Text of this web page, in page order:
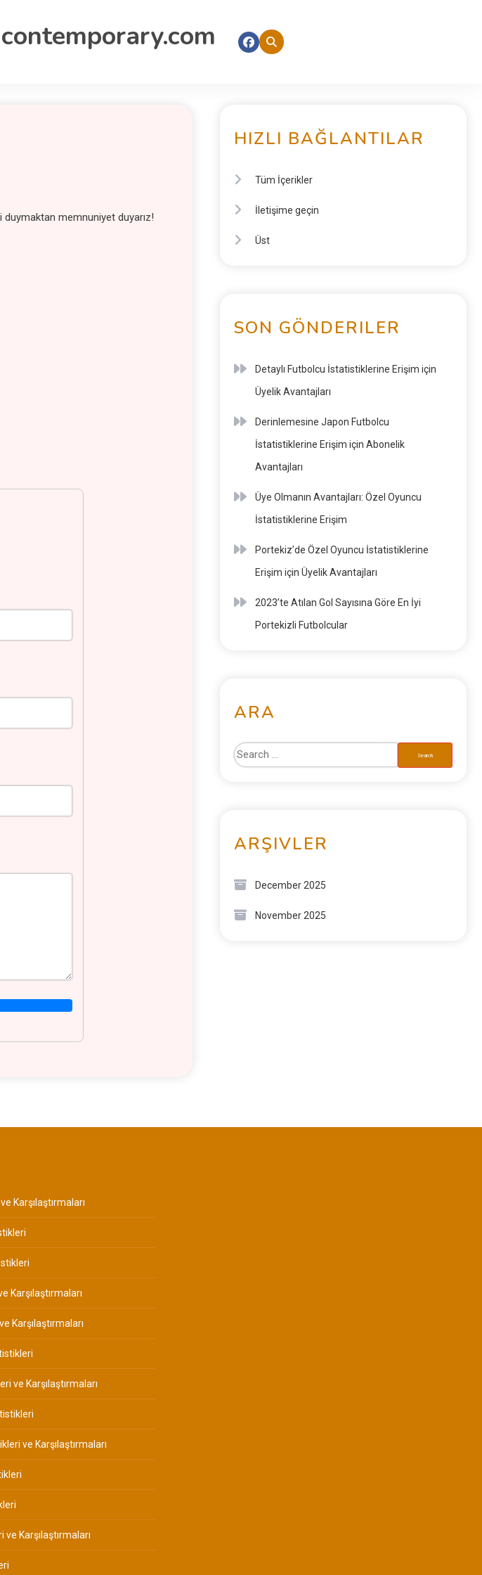
duymaktan memnuniyet duyarız!
HIZLI BAĞLANTILAR
Tüm İçerikler
İletişime geçin
Üst
SON GÖNDERILER
Detaylı Futbolcu İstatistiklerine Erişim için
Üyelik Avantajları
Derinlemesine Japon Futbolcu
İstatistiklerine Erişim için Abonelik
Avantajları
Üye Olmanın Avantajları: Özel Oyuncu
İstatistiklerine Erişim
Portekiz’de Özel Oyuncu İstatistiklerine
Erişim için Üyelik Avantajları
2023’te Atılan Gol Sayısına Göre En İyi
Portekizli Futbolcular
ARA
ARŞIVLER
December 2025
November 2025
Karşılaştırmaları
Karşılaştırmaları
Karşılaştırmaları
ve Karşılaştırmaları
ve Karşılaştırmaları
Karşılaştırmaları